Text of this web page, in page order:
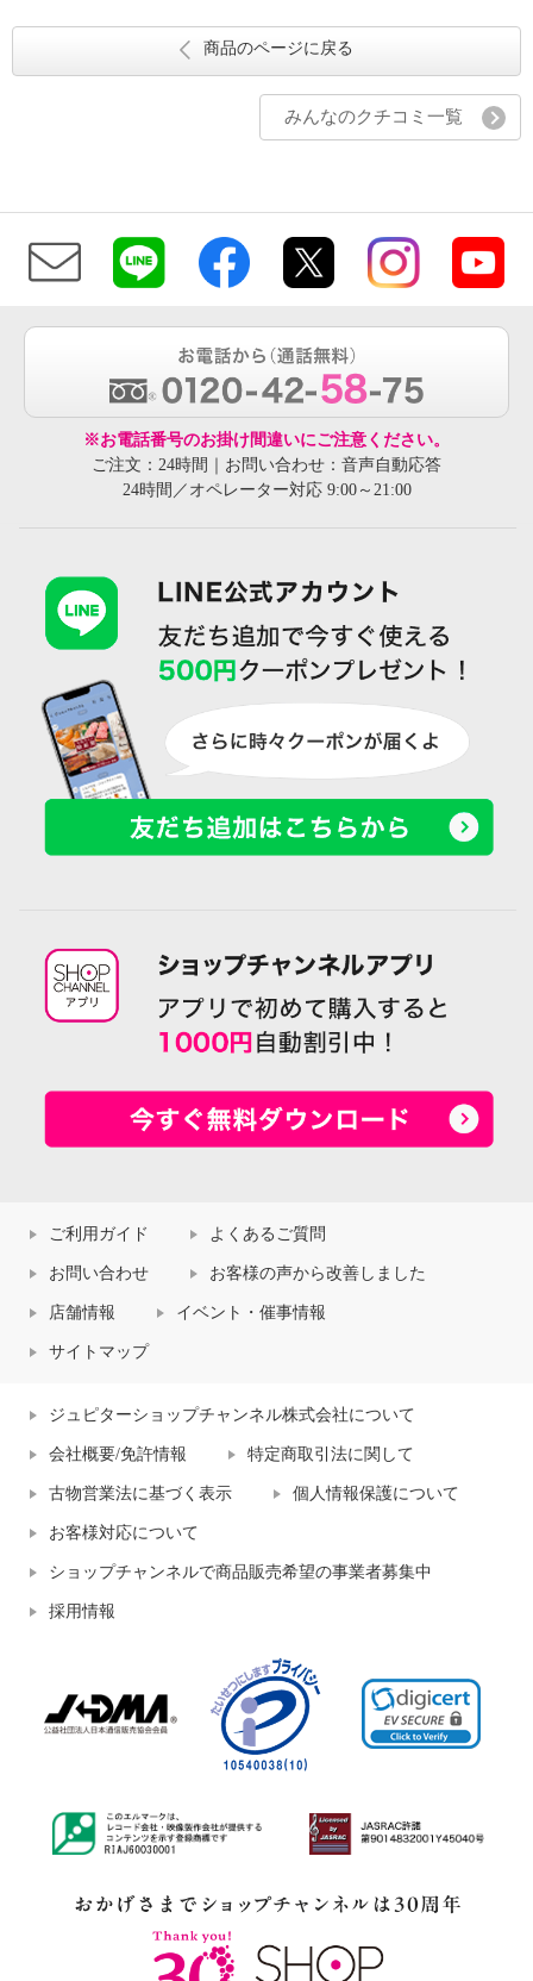
商品のページに戻る
みんなのクチコミ一覧
※お電話番号のお掛け間違いにご注意ください。
ご注文：24時間｜お問い合わせ：音声自動応答
24時間／オペレーター対応 9:00～21:00
ご利用ガイド よくあるご質問
お問い合わせ お客様の声から改善しました
店舗情報 イベント・催事情報
サイトマップ
ジュピターショップチャンネル株式会社について
会社概要/免許情報 特定商取引法に関して
古物営業法に基づく表示 個人情報保護について
お客様対応について
ショップチャンネルで商品販売希望の事業者募集中
採用情報